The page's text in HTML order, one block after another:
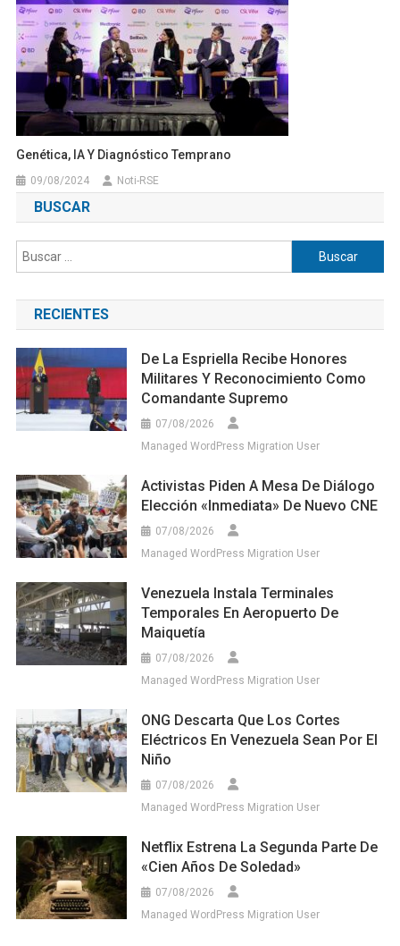
Genética, IA Y Diagnóstico Temprano
09/08/2024 Noti-RSE
BUSCAR
Buscar:
RECIENTES
De La Espriella Recibe Honores
Militares Y Reconocimiento Como
Comandante Supremo
07/08/2026
Managed WordPress Migration User
Activistas Piden A Mesa De Diálogo
Elección «inmediata» De Nuevo CNE
07/08/2026
Managed WordPress Migration User
Venezuela Instala Terminales
Temporales En Aeropuerto De
Maiquetía
07/08/2026
Managed WordPress Migration User
ONG Descarta Que Los Cortes
Eléctricos En Venezuela Sean Por El
Niño
07/08/2026
Managed WordPress Migration User
Netflix Estrena La Segunda Parte De
«Cien Años De Soledad»
07/08/2026
Managed WordPress Migration User